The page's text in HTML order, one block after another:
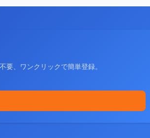
要、ワンクリックで簡単登録。